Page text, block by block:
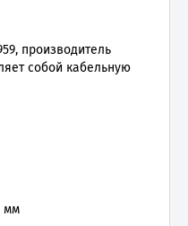
производитель
собой кабельную
мм